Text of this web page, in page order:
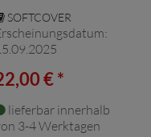
SOFTCOVER
€ *
lieferbar innerhalb
3-4 Werktagen